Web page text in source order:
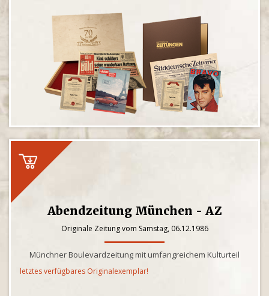
Abendzeitung München - AZ
Originale Zeitung vom Samstag, 06.12.1986
Münchner Boulevardzeitung mit umfangreichem Kulturteil
letztes verfügbares Originalexemplar!